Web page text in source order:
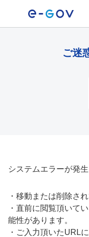
ご迷
システムエラーが発生
・ 移動または削除さ
・ 直前に閲覧頂いて
能性があります。
・ ご入力頂いたURL